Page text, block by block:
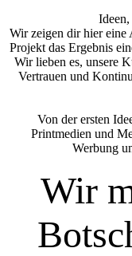
Ideen,
Wir zeigen dir hier eine
Projekt das Ergebnis
Wir lieben es, unsere
Vertrauen und
Von der ersten
Printmedien und
Werbung
Wir